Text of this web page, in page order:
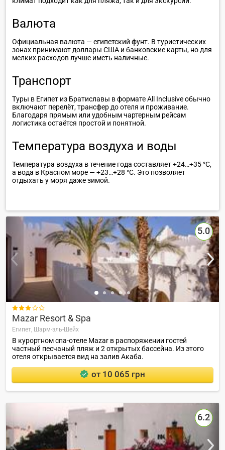
местной валюте). Результаты теста будут готовы на
результатом теста на коронавирус размещают в
отдельном корпусе отеля для лечения. Все дальнейшие
компанией по договору страхования.
СВЕРНУТЬ
Магазины и сувенирные лавки, рестораны, кафе на
температурный скрининг, дистанция, маски. Курение
кальяна запрещено во всех общественных местах.
Валюта
Официальная валюта — египетский фунт. В туристических
зонах принимают доллары США и банковские карты, но для
мелких расходов лучше иметь наличные.
Транспорт
Туры в Египет из Братиславы в формате All Inclusive обычно
включают перелёт, трансфер до отеля и проживание.
Благодаря прямым или удобным чартерным рейсам
логистика остаётся простой и понятной.
Температура воздуха и воды
Температура воздуха в течение года составляет +24…+35 °C,
а вода в Красном море — +23…+28 °C. Это позволяет
отдыхать у моря даже зимой.
5.0

Mazar Resort & Spa
Египет, Шарм-эль-Шейх
В курортном спа-отеле Mazar в распоряжении гостей
частный песчаный пляж и 2 открытых бассейна. Из этого
отеля открывается вид на залив Акаба.
от 10 065 грн
6.2